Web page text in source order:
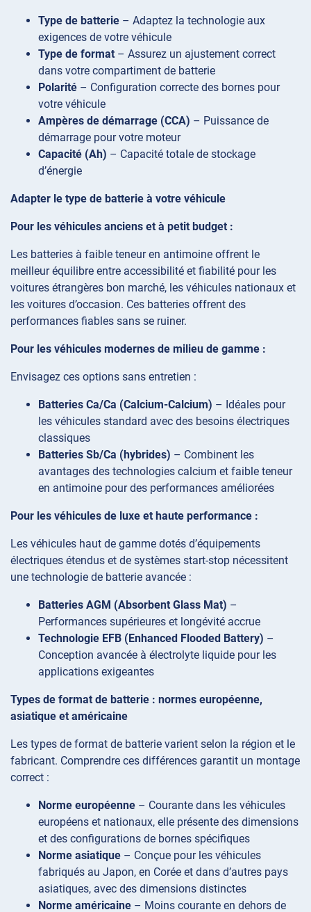
Type de batterie – Adaptez la technologie aux
exigences de votre véhicule
Type de format – Assurez un ajustement correct
dans votre compartiment de batterie
Polarité – Configuration correcte des bornes pour
votre véhicule
Ampères de démarrage (CCA) – Puissance de
démarrage pour votre moteur
Capacité (Ah) – Capacité totale de stockage
d’énergie
Adapter le type de batterie à votre véhicule
Pour les véhicules anciens et à petit budget :
Les batteries à faible teneur en antimoine offrent le
meilleur équilibre entre accessibilité et fiabilité pour les
voitures étrangères bon marché, les véhicules nationaux et
les voitures d’occasion. Ces batteries offrent des
performances fiables sans se ruiner.
Pour les véhicules modernes de milieu de gamme :
Envisagez ces options sans entretien :
Batteries Ca/Ca (Calcium-Calcium) – Idéales pour
les véhicules standard avec des besoins électriques
classiques
Batteries Sb/Ca (hybrides) – Combinent les
avantages des technologies calcium et faible teneur
en antimoine pour des performances améliorées
Pour les véhicules de luxe et haute performance :
Les véhicules haut de gamme dotés d’équipements
électriques étendus et de systèmes start-stop nécessitent
une technologie de batterie avancée :
Batteries AGM (Absorbent Glass Mat) –
Performances supérieures et longévité accrue
Technologie EFB (Enhanced Flooded Battery) –
Conception avancée à électrolyte liquide pour les
applications exigeantes
Types de format de batterie : normes européenne,
asiatique et américaine
Les types de format de batterie varient selon la région et le
fabricant. Comprendre ces différences garantit un montage
correct :
Norme européenne – Courante dans les véhicules
européens et nationaux, elle présente des dimensions
et des configurations de bornes spécifiques
Norme asiatique – Conçue pour les véhicules
fabriqués au Japon, en Corée et dans d’autres pays
asiatiques, avec des dimensions distinctes
Norme américaine – Moins courante en dehors de